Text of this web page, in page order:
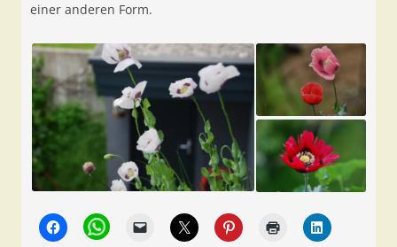
einer anderen Form.